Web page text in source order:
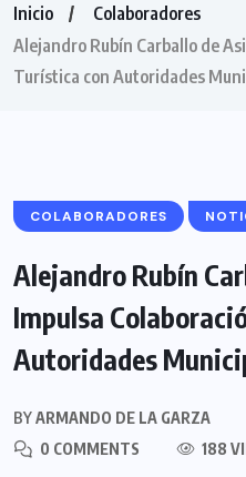
Inicio
Colaboradores
Alejandro Rubín Carballo de
Turística con Autoridades
COLABORADORES
Alejandro Rubín
Impulsa
Autoridades
BYARMANDO DE LA GARZA
0 COMMENTS
188